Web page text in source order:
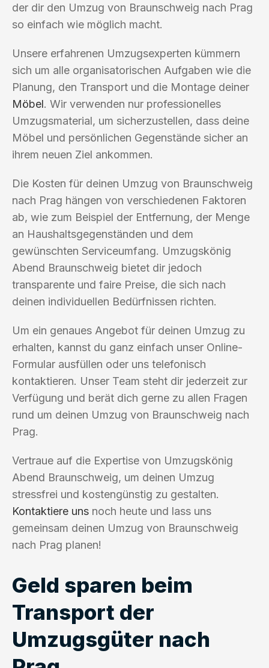
der dir den Umzug von Braunschweig nach Prag
so einfach wie möglich macht.
Unsere erfahrenen Umzugsexperten kümmern
sich um alle organisatorischen Aufgaben wie die
Planung, den Transport und die Montage deiner
Möbel. Wir verwenden nur professionelles
Umzugsmaterial, um sicherzustellen, dass deine
Möbel und persönlichen Gegenstände sicher an
ihrem neuen Ziel ankommen.
Die Kosten für deinen Umzug von Braunschweig
nach Prag hängen von verschiedenen Faktoren
ab, wie zum Beispiel der Entfernung, der Menge
an Haushaltsgegenständen und dem
gewünschten Serviceumfang. Umzugskönig
Abend Braunschweig bietet dir jedoch
transparente und faire Preise, die sich nach
deinen individuellen Bedürfnissen richten.
Um ein genaues Angebot für deinen Umzug zu
erhalten, kannst du ganz einfach unser Online-
Formular ausfüllen oder uns telefonisch
kontaktieren. Unser Team steht dir jederzeit zur
Verfügung und berät dich gerne zu allen Fragen
rund um deinen Umzug von Braunschweig nach
Prag.
Vertraue auf die Expertise von Umzugskönig
Abend Braunschweig, um deinen Umzug
stressfrei und kostengünstig zu gestalten.
Kontaktiere uns noch heute und lass uns
gemeinsam deinen Umzug von Braunschweig
nach Prag planen!
Geld sparen beim
Transport der
Umzugsgüter nach